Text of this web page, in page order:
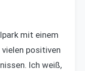
mit einem
positiven
Ich weiß,